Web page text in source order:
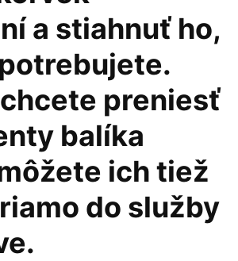
a stiahnuť ho,
preniesť
balíka
ich tiež
do služby